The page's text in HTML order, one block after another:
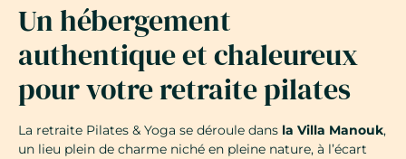
Un hébergement
authentique et chaleureux
pour votre retraite pilates
La retraite Pilates & Yoga se déroule dans la Villa Manouk,
un lieu plein de charme niché en pleine nature, à l’écart